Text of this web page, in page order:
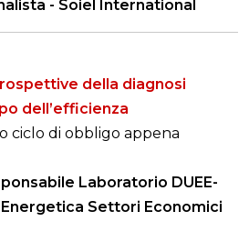
- Soiel International
della diagnosi
dell’efficienza
ciclo di obbligo appena
Laboratorio DUEE-
Energetica Settori Economici